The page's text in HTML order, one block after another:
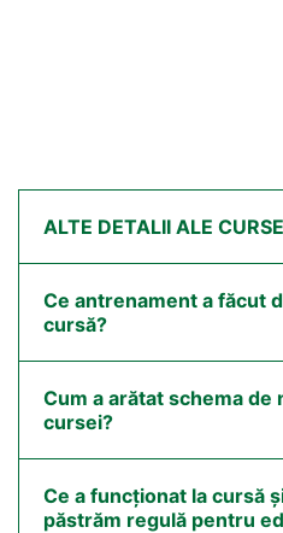
ALTE DETALII ALE
Ce antrenament a făcut
cursă?
Cum a arătat schema
cursei?
Ce a funcționat la cursă
păstrăm regulă pentru